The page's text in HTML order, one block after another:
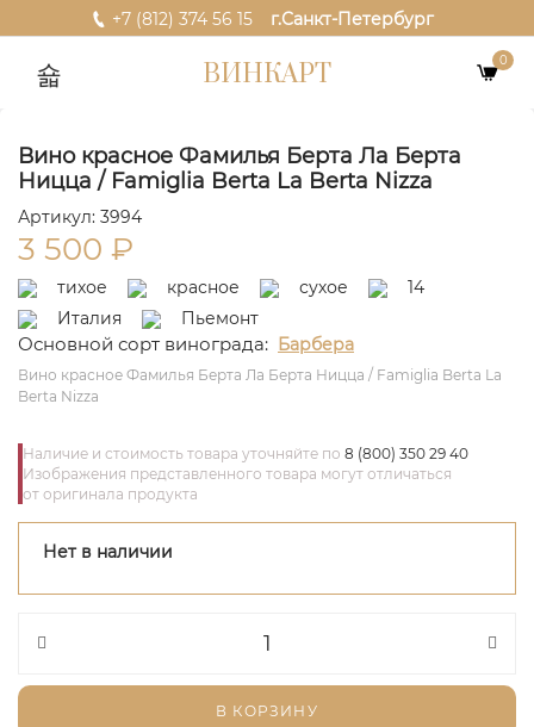
+7 (812) 374 56 15 г.Санкт-Петербург
ВИНКАРТ 0
Вино красное Фамилья Берта Ла Берта
Ницца / Famiglia Berta La Berta Nizza
Артикул: 3994
3 500 ₽
тихое красное сухое
14
Италия
Пьемонт
Основной сорт винограда: Барбера
Вино красное Фамилья Берта Ла Берта Ницца / Famiglia Berta La
Berta Nizza
Наличие и стоимость товара уточняйте по 8 (800) 350 29 40
Изображения представленного товара могут отличаться
от оригинала продукта
Нет в наличии
В КОРЗИНУ